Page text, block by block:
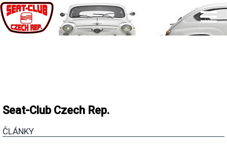
Seat-Club Czech Rep.
ČLÁNKY